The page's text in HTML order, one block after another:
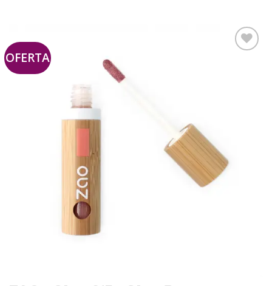
OFERTA